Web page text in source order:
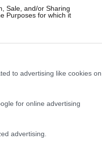
Sale, and/or Sharing
Purposes for which it
to advertising like cookies on
for online advertising
advertising.